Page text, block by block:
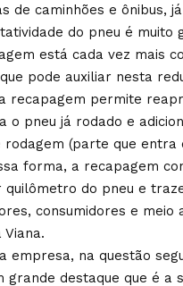
de caminhões e ônibus,
do pneu é muito
está cada vez mais
pode auxiliar nesta
recapagem permite
o pneu já rodado e
rodagem (parte que entra
forma, a recapagem
quilômetro do pneu e
consumidores e meio
empresa, na questão
grande destaque que é a